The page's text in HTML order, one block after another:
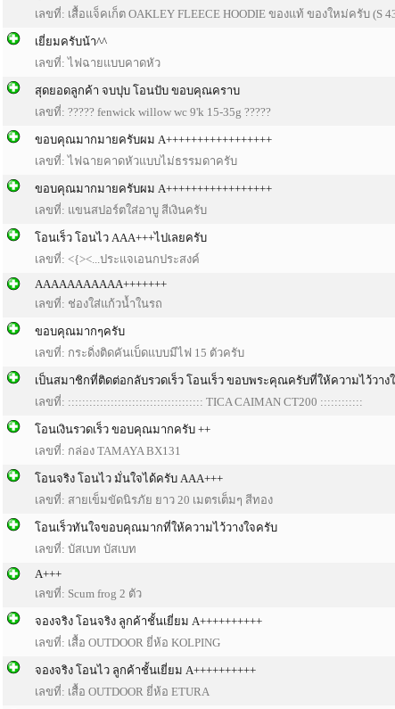
เลขที่: เสื้อแจ็คเก็ต OAKLEY FLEECE HOODIE ของแท้ ของใหม่ครับ (S
เยี่ยมครับน้า^^
เลขที่: ไฟฉายแบบคาดหัว
สุดยอดลูกค้า จบปุบ โอนปับ ขอบคุณคราบ
เลขที่: ????? fenwick willow wc 9'k 15-35g ?????
ขอบคุณมากมายครับผม A+++++++++++++++++
เลขที่: ไฟฉายคาดหัวแบบไม่ธรรมดาครับ
ขอบคุณมากมายครับผม A+++++++++++++++++
เลขที่: แขนสปอร์ตใส่อาบู สีเงินครับ
โอนเร็ว โอนไว AAA+++ไปเลยครับ
เลขที่: <{><...ประแจเอนกประสงค์
AAAAAAAAAAA+++++++
เลขที่: ช่องใส่แก้วน้ำในรถ
ขอบคุณมากๆครับ
เลขที่: กระดิ่งติดคันเบ็ดแบบมีไฟ 15 ตัวครับ
เป็นสมาชิกที่ติดต่อกลับรวดเร็ว โอนเร็ว ขอบพระคุณครับที่ให้ความไว้วาง
เลขที่: :::::::::::::::::::::::::::::::::::::: TICA CAIMAN CT200 ::::::::::::
โอนเงินรวดเร็ว ขอบคุณมากครับ ++
เลขที่: กล่อง TAMAYA BX131
โอนจริง โอนไว มั่นใจได้ครับ AAA+++
เลขที่: สายเข็มขัดนิรภัย ยาว 20 เมตรเต็มๆ สีทอง
โอนเร็วทันใจขอบคุณมากที่ให้ความไว้วางใจครับ
เลขที่: บัสเบท บัสเบท
A+++
เลขที่: Scum frog 2 ตัว
จองจริง โอนจริง ลูกค้าชั้นเยี่ยม A++++++++++
เลขที่: เสื้อ OUTDOOR ยี่ห้อ KOLPING
จองจริง โอนไว ลูกค้าชั้นเยี่ยม A++++++++++
เลขที่: เสื้อ OUTDOOR ยี่ห้อ ETURA